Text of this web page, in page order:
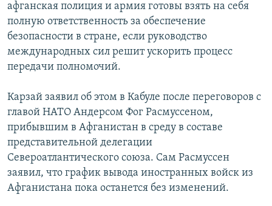
Все сайты РСЕ/РС
афганская полиция и армия готовы взять на себя
полную ответственность за обеспечение
безопасности в стране, если руководство
международных сил решит ускорить процесс
передачи полномочий.
Карзай заявил об этом в Кабуле после переговоров с
главой НАТО Андерсом Фог Расмуссеном,
прибывшим в Афганистан в среду в составе
представительной делегации
Североатлантического союза. Сам Расмуссен
заявил, что график вывода иностранных войск из
Афганистана пока останется без изменений.